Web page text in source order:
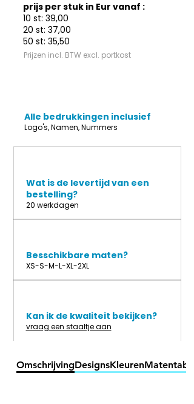
prijs per stuk in Eur vanaf :
10 st: 39,00
20 st: 37,00
50 st: 35,50
Prijzen incl. BTW excl. portkost
Alle bedrukkingen inclusief
Logo's, Namen, Nummers
Wat is de levertijd van een
bestelling?
20 werkdagen
Besschikbare maten?
XS-S-M-L-XL-2XL
Kan ik de kwaliteit bekijken?
vraag een staaltje aan
OmschrijvingDesignsKleurenMatentabel